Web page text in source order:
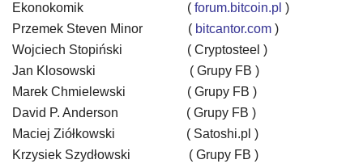
Ekonokomik
( forum.bitcoin.pl )
Przemek Steven Minor ( bitcantor.com )
Wojciech Stopiński ( Cryptosteel )
Jan Klosowski
( Grupy FB )
Marek Chmielewski ( Grupy FB )
David P. Anderson ( Grupy FB )
Maciej Ziółkowski
( Satoshi.pl )
Krzysiek Szydłowski ( Grupy FB )